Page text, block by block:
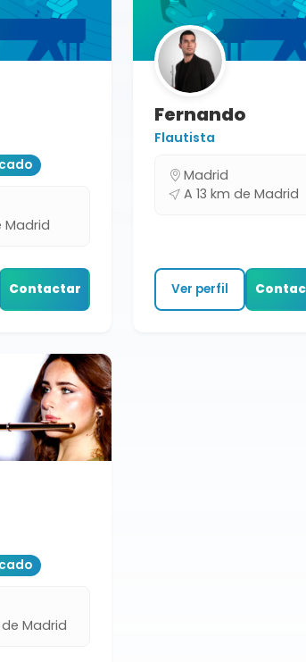
Madrid
Contactar
Fernando
Flautista
Madrid
A 13 km de Madrid
Ver perfil
Madrid